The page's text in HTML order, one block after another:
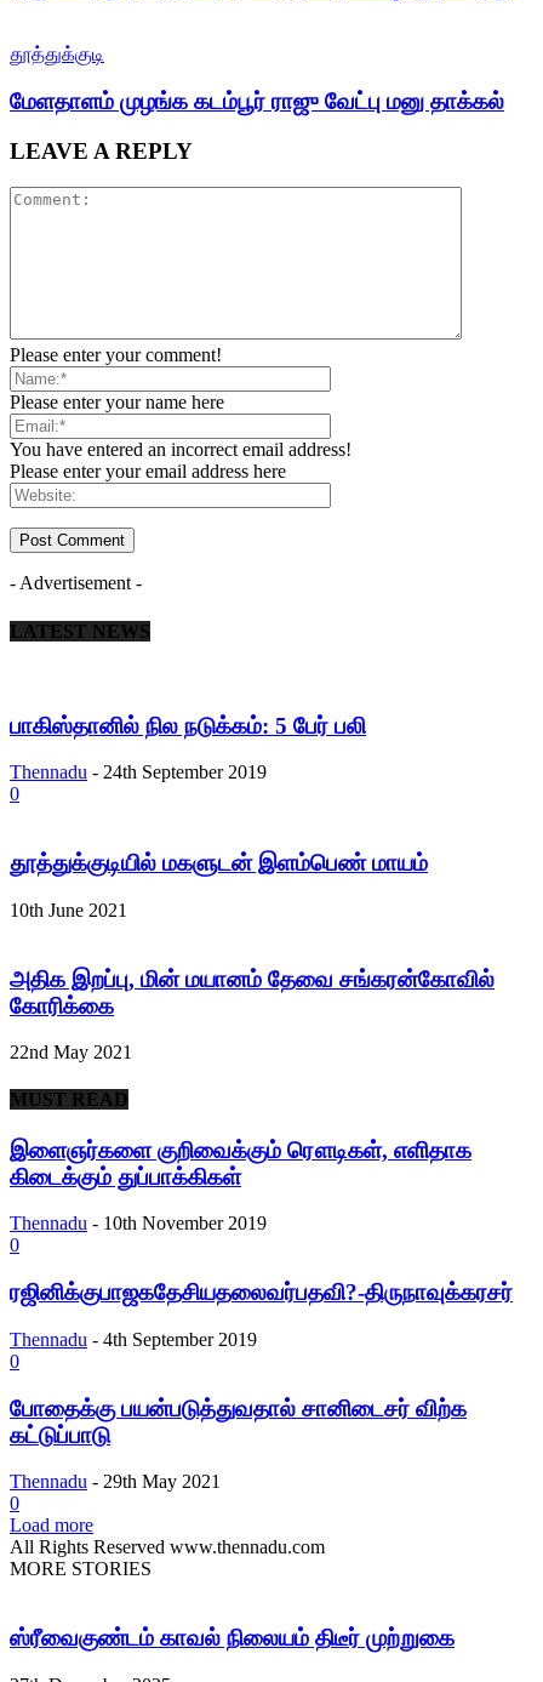
தூத்துக்குடி
மேளதாளம் முழங்க கடம்பூர் ராஜு வேட்பு மனு தாக்கல்
LEAVE A REPLY
Please enter your comment!
Please enter your name here
You have entered an incorrect email address!
Please enter your email address here
- Advertisement -
LATEST NEWS
பாகிஸ்தானில் நில நடுக்கம்: 5 பேர் பலி
Thennadu - 24th September 2019
0
தூத்துக்குடியில் மகளுடன் இளம்பெண் மாயம்
10th June 2021
அதிக இறப்பு, மின் மயானம் தேவை சங்கரன்கோவில்
கோரிக்கை
22nd May 2021
MUST READ
இளைஞர்களை குறிவைக்கும் ரௌடிகள், எளிதாக
கிடைக்கும் துப்பாக்கிகள்
Thennadu - 10th November 2019
0
ரஜினிக்குபாஜகதேசியதலைவர்பதவி?-திருநாவுக்கரசர்
Thennadu - 4th September 2019
0
போதைக்கு பயன்படுத்துவதால் சானிடைசர் விற்க
கட்டுப்பாடு
Thennadu - 29th May 2021
0
Load more
All Rights Reserved www.thennadu.com
MORE STORIES
ஸ்ரீவைகுண்டம் காவல் நிலையம் திடீர் முற்றுகை